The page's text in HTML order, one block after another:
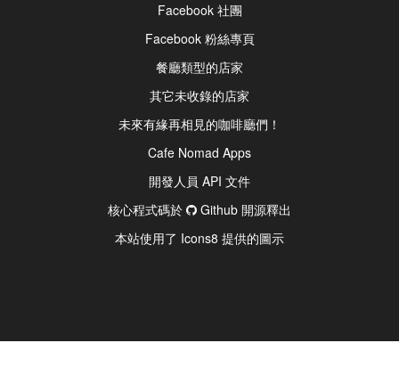
Facebook 社團
Facebook 粉絲專頁
餐廳類型的店家
其它未收錄的店家
未來有緣再相見的咖啡廳們！
Cafe Nomad Apps
開發人員 API 文件
核心程式碼於
Github 開源釋出
本站使用了 Icons8 提供的圖示